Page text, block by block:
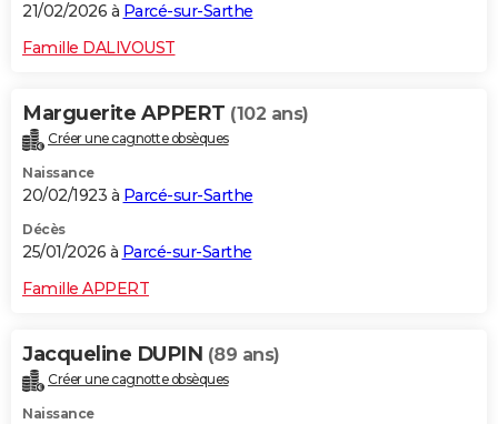
21/02/2026 à Parcé-sur-Sarthe
Famille DALIVOUST
Marguerite APPERT (102 ans)
Créer une cagnotte obsèques
Naissance
20/02/1923 à Parcé-sur-Sarthe
Décès
25/01/2026 à Parcé-sur-Sarthe
Famille APPERT
Jacqueline DUPIN (89 ans)
Créer une cagnotte obsèques
Naissance